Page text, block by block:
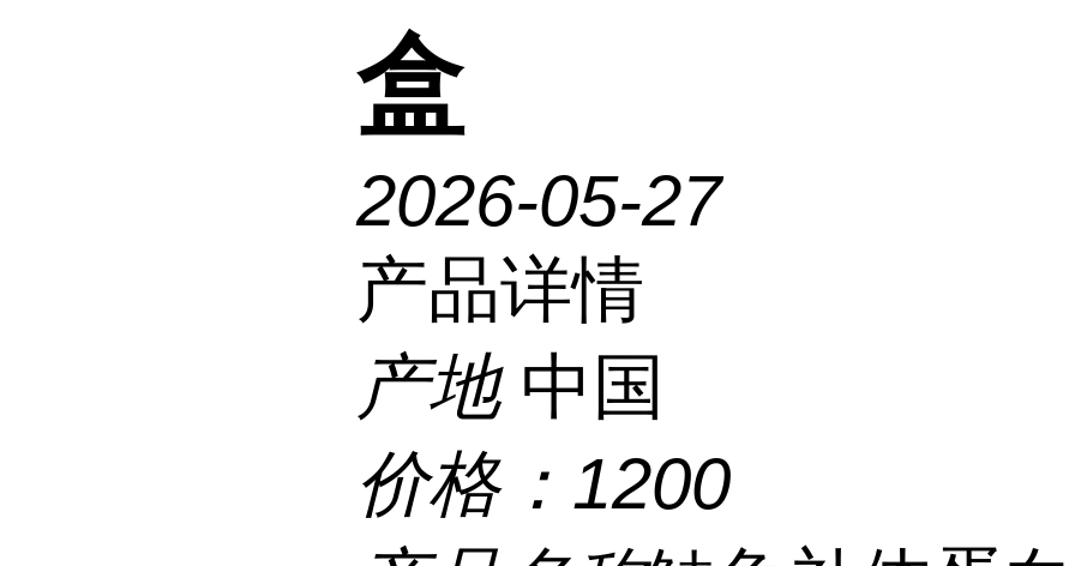
盒
2026-05-27
产品详情
产地 中国
价格： 1200